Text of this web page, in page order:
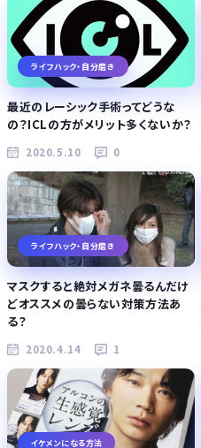
ライフハック・自分磨き
最近のレーシック手術ってどうな
の？ICLの方がメリット多くないか？
2020.5.10 0
ライフハック・自分磨き
マスクすると絶対メガネ曇るんだけ
どオススメの曇らない対策方法あ
る？
2020.4.14 1
イケメンになる方法